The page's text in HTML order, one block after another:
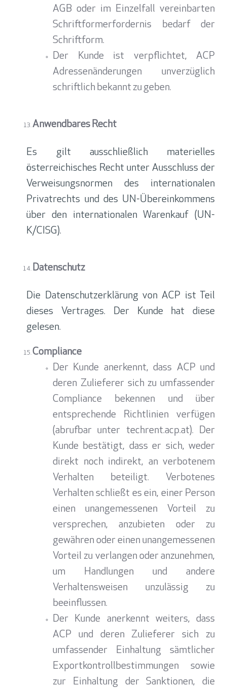
AGB oder im Einzelfall vereinbarten
Schriftformerfordernis bedarf der
Schriftform.
Der Kunde ist verpflichtet, ACP
Adressenänderungen unverzüglich
schriftlich bekannt zu geben.
Anwendbares Recht
Es gilt ausschließlich materielles
österreichisches Recht unter Ausschluss der
Verweisungsnormen des internationalen
Privatrechts und des UN-Übereinkommens
über den internationalen Warenkauf (UN-
K/CISG).
Datenschutz
Die Datenschutzerklärung von ACP ist Teil
dieses Vertrages. Der Kunde hat diese
gelesen.
Compliance
Der Kunde anerkennt, dass ACP und
deren Zulieferer sich zu umfassender
Compliance bekennen und über
entsprechende Richtlinien verfügen
(abrufbar unter techrent.acp.at). Der
Kunde bestätigt, dass er sich, weder
direkt noch indirekt, an verbotenem
Verhalten beteiligt. Verbotenes
Verhalten schließt es ein, einer Person
einen unangemessenen Vorteil zu
versprechen, anzubieten oder zu
gewähren oder einen unangemessenen
Vorteil zu verlangen oder anzunehmen,
um Handlungen und andere
Verhaltensweisen unzulässig zu
beeinflussen.
Der Kunde anerkennt weiters, dass
ACP und deren Zulieferer sich zu
umfassender Einhaltung sämtlicher
Exportkontrollbestimmungen sowie
zur Einhaltung der Sanktionen, die